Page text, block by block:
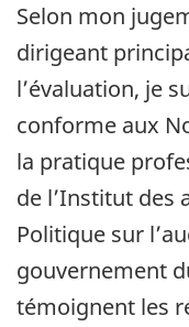
Selon mon
dirigeant
l’évaluation, je
conforme aux
la pratique
de l’Institut des
Politique sur
gouvernement
témoignent les